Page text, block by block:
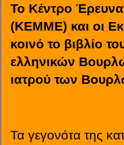
Το Κέντρο
(ΚΕΜΜΕ) και οι
κοινό το βιβλίο
ελληνικών
ιατρού των
Τα γεγονότα της